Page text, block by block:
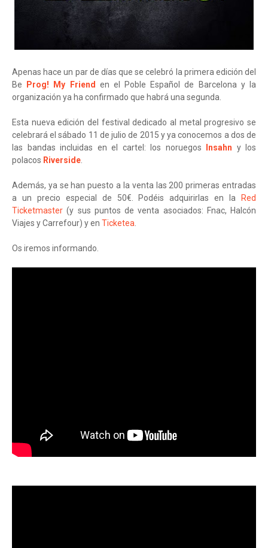
Apenas hace un par de días que se celebró la primera edición del
Be
Prog! My Friend en el Poble Español de Barcelona y la
organización ya ha confirmado que habrá una segunda.
Esta nueva edición del festival dedicado al metal progresivo se
celebrará el sábado 11 de julio de 2015 y ya conocemos a dos de
las bandas incluidas en el cartel: los noruegos
Insahn y los
polacos Riverside.
Además, ya se han puesto a la venta las 200 primeras entradas
a un precio especial de 50€. Podéis adquirirlas en la
Red
Ticketmaster (y sus puntos de venta asociados: Fnac, Halcón
Viajes y Carrefour) y en Ticketea.
Os iremos informando.